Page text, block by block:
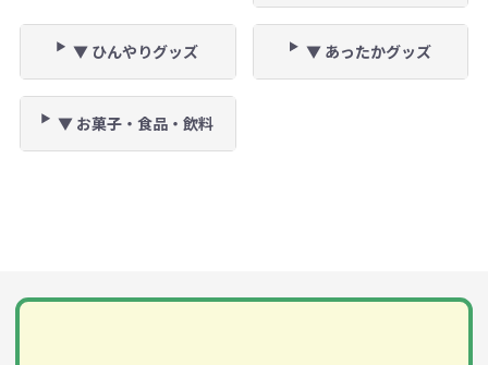
▼ ひんやりグッズ ▼ あったかグッズ
▼ お菓子・食品・飲料